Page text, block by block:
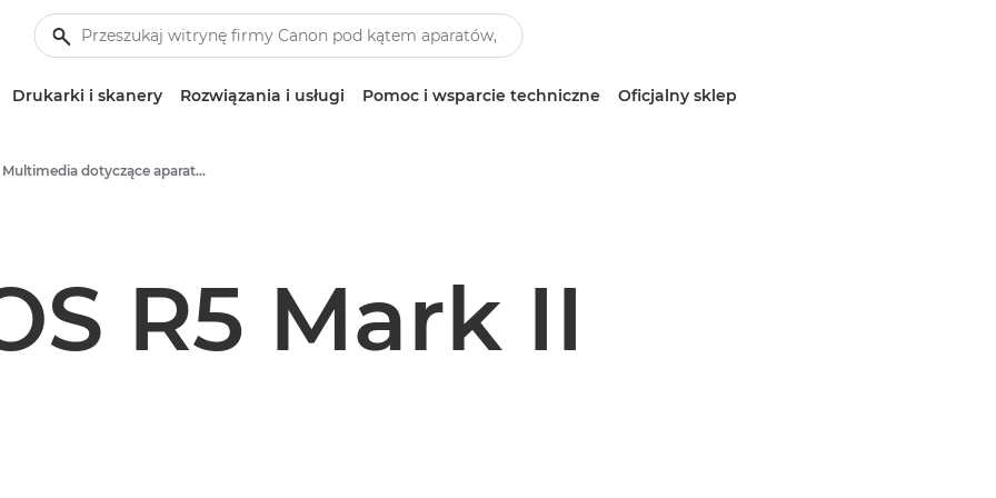
Drukarki i skanery Rozwiązania i usługi Pomoc i wsparcie techniczne Oficjalny sklep
Multimedia dotyczące aparatów i akcesoriów – centrum prasowe firmy Canon
R5 Mark II